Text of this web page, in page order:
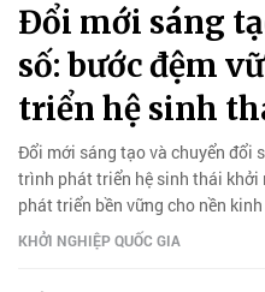
Đổi mới sáng
số: bước đệm
triển hệ sinh
Đổi mới sáng tạo và chuyển đổi
trình phát triển hệ sinh thái khởi
phát triển bền vững cho nền
KHỞI NGHIỆP QUỐC GIA